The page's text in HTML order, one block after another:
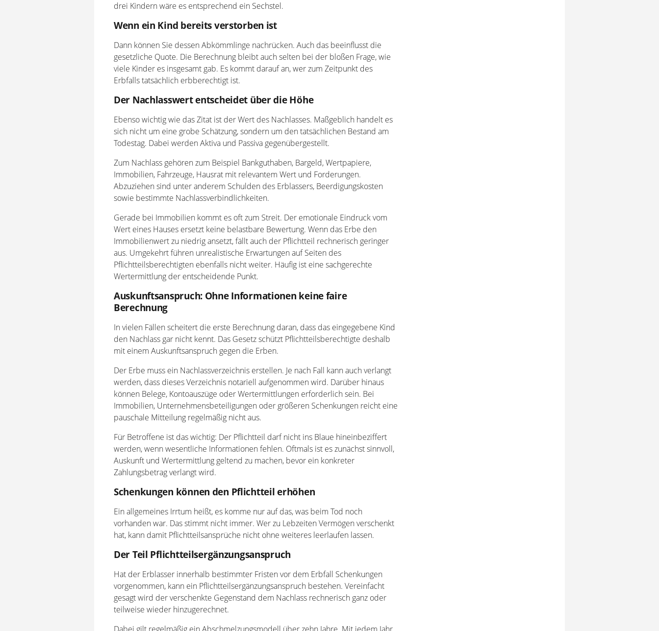
drei Kindern wäre es entsprechend ein Sechstel.
Wenn ein Kind bereits verstorben ist
Dann können Sie dessen Abkömmlinge nachrücken. Auch das beeinflusst die
gesetzliche Quote. Die Berechnung bleibt auch selten bei der bloßen Frage, wie
viele Kinder es insgesamt gab. Es kommt darauf an, wer zum Zeitpunkt des
Erbfalls tatsächlich erbberechtigt ist.
Der Nachlasswert entscheidet über die Höhe
Ebenso wichtig wie das Zitat ist der Wert des Nachlasses. Maßgeblich handelt es
sich nicht um eine grobe Schätzung, sondern um den tatsächlichen Bestand am
Todestag. Dabei werden Aktiva und Passiva gegenübergestellt.
Zum Nachlass gehören zum Beispiel Bankguthaben, Bargeld, Wertpapiere,
Immobilien, Fahrzeuge, Hausrat mit relevantem Wert und Forderungen.
Abzuziehen sind unter anderem Schulden des Erblassers, Beerdigungskosten
sowie bestimmte Nachlassverbindlichkeiten.
Gerade bei Immobilien kommt es oft zum Streit. Der emotionale Eindruck vom
Wert eines Hauses ersetzt keine belastbare Bewertung. Wenn das Erbe den
Immobilienwert zu niedrig ansetzt, fällt auch der Pflichtteil rechnerisch geringer
aus. Umgekehrt führen unrealistische Erwartungen auf Seiten des
Pflichtteilsberechtigten ebenfalls nicht weiter. Häufig ist eine sachgerechte
Wertermittlung der entscheidende Punkt.
Auskunftsanspruch: Ohne Informationen keine faire
Berechnung
In vielen Fällen scheitert die erste Berechnung daran, dass das eingegebene Kind
den Nachlass gar nicht kennt. Das Gesetz schützt Pflichtteilsberechtigte deshalb
mit einem Auskunftsanspruch gegen die Erben.
Der Erbe muss ein Nachlassverzeichnis erstellen. Je nach Fall kann auch verlangt
werden, dass dieses Verzeichnis notariell aufgenommen wird. Darüber hinaus
können Belege, Kontoauszüge oder Wertermittlungen erforderlich sein. Bei
Immobilien, Unternehmensbeteiligungen oder größeren Schenkungen reicht eine
pauschale Mitteilung regelmäßig nicht aus.
Für Betroffene ist das wichtig: Der Pflichtteil darf nicht ins Blaue hineinbeziffert
werden, wenn wesentliche Informationen fehlen. Oftmals ist es zunächst sinnvoll,
Auskunft und Wertermittlung geltend zu machen, bevor ein konkreter
Zahlungsbetrag verlangt wird.
Schenkungen können den Pflichtteil erhöhen
Ein allgemeines Irrtum heißt, es komme nur auf das, was beim Tod noch
vorhanden war. Das stimmt nicht immer. Wer zu Lebzeiten Vermögen verschenkt
hat, kann damit Pflichtteilsansprüche nicht ohne weiteres leerlaufen lassen.
Der Teil Pflichtteilsergänzungsanspruch
Hat der Erblasser innerhalb bestimmter Fristen vor dem Erbfall Schenkungen
vorgenommen, kann ein Pflichtteilsergänzungsanspruch bestehen. Vereinfacht
gesagt wird der verschenkte Gegenstand dem Nachlass rechnerisch ganz oder
teilweise wieder hinzugerechnet.